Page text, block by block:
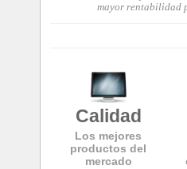
mayor rentabilidad
Calidad
Los mejores
productos del
mercado